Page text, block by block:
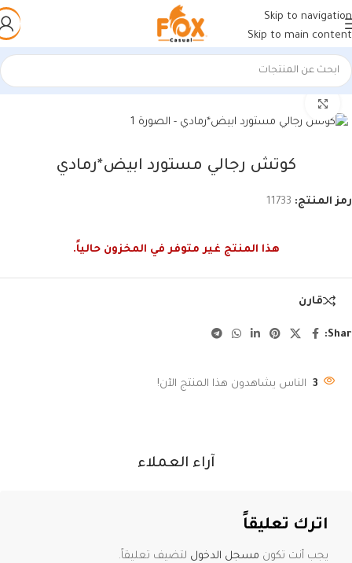
Skip to navigation
Skip to main content
الرئيسية/أحذية رجالي/كوتشي رجالي
كوتش رجالي مستورد ابيض*رمادي
رمز المنتج: 11733
هذا المنتج غير متوفر في المخزون حالياً.
قارن
3 الناس يشاهدون هذا المنتج الآن!
آراء العملاء
اترك تعليقاً
يجب أنت تكون مسجل الدخول لتضيف تعليقاً.